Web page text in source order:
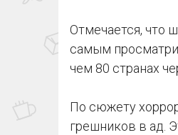
Отмечается, что
самым
чем 80 странах
По сюжету
грешников в ад.